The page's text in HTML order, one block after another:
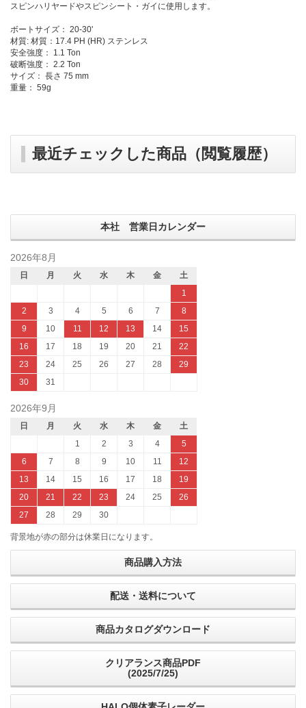
スピンハリヤードやスピンシート・ガイに使用します。
ボートサイズ： 20-30'
材質: 材質：17.4 PH (HR) ステンレス
安全強度： 1.1 Ton
破断強度： 2.2 Ton
サイズ： 長さ 75 mm
重量： 59g
最近チェックした商品（閲覧履歴）
本社 営業日カレンダー
2026年8月
日 月 火 水 木 金
土
1
2
3 4 5 6 7
8
9
10 11 12 13 14
15
16
17 18 19 20 21
22
23
24 25 26 27 28
29
30
31
2026年9月
日 月 火 水 木 金
土
1
2 3 4
5
6
7 8 9 10 11
12
13
14 15 16 17 18
19
20
21 22 23 24 25
26
27
28 29 30
背景地が赤の部分は休業日になります。
商品購入方法
配送・送料について
商品カタログダウンロード
クリアランス商品PDF
(2025/7/25)